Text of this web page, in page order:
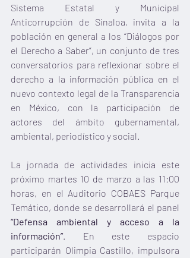
Sistema Estatal y Municipal
Anticorrupción de Sinaloa, invita a la
población en general a los “Diálogos por
el Derecho a Saber”, un conjunto de tres
conversatorios para reflexionar sobre el
derecho a la información pública en el
nuevo contexto legal de la Transparencia
en México, con la participación de
actores del ámbito gubernamental,
ambiental, periodístico y social.
La jornada de actividades inicia este
próximo martes 10 de marzo a las 11:00
horas, en el Auditorio COBAES Parque
“Defensa ambiental y acceso a la
información”. En este espacio
participarán Olimpia Castillo, impulsora